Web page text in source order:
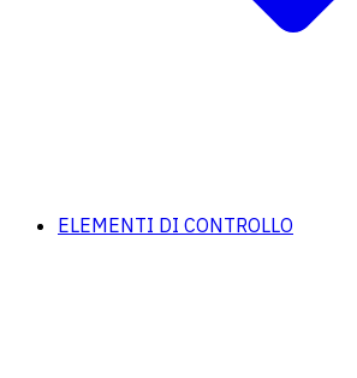
ELEMENTI DI CONTROLLO